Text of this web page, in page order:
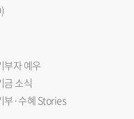
부자 예우
금 소식
부·수혜 Stories